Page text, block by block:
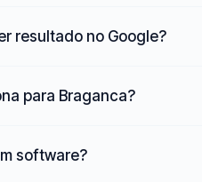
resultado no Google?
para Braganca?
software?